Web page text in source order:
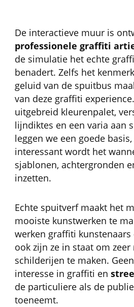
De interactieve muur is
professionele graffiti
de simulatie het echte
benadert. Zelfs het
geluid van de spuitbus
van deze graffiti
uitgebreid kleurenpalet,
lijndiktes en een varia aan
leggen we een goede
interessant wordt het
sjablonen, achtergronden
inzetten.
Echte spuitverf maakt het
mooiste kunstwerken te
werken graffiti kunstenaars
ook zijn ze in staat om
schilderijen te maken.
interesse in graffiti en
de particuliere als de
toeneemt.